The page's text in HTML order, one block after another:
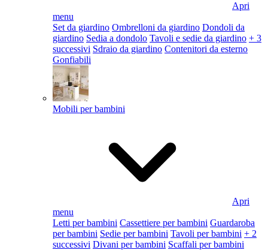
Apri
menu
Set da giardino Ombrelloni da giardino Dondoli da
giardino Sedia a dondolo Tavoli e sedie da giardino + 3
successivi Sdraio da giardino Contenitori da esterno
Gonfiabili
Mobili per bambini
Apri
menu
Letti per bambini Cassettiere per bambini Guardaroba
per bambini Sedie per bambini Tavoli per bambini + 2
successivi Divani per bambini Scaffali per bambini